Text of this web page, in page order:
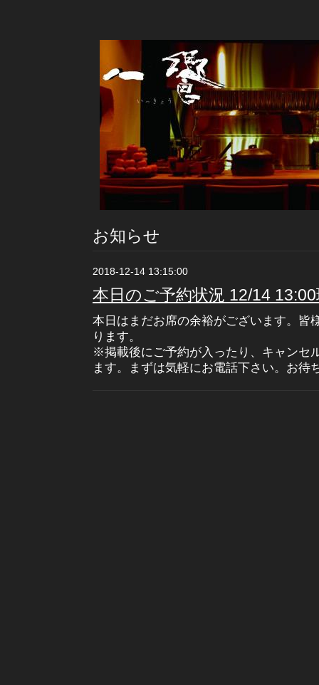
お知らせ
2018-12-14 13:15:00
本日のご予約状況 12/14
本日はまだお席の余裕がございます。皆
ります。
※掲載後にご予約が入ったり、キャンセ
ます。まずは気軽にお電話下さい。お待